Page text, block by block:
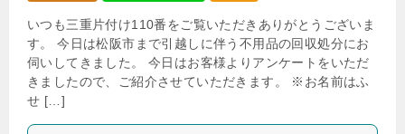
いつも三重片付け110番をご覧いただきありがとうございま
す。 今日は松阪市まで引越しに伴う不用品の回収処分にお
伺いしてきました。 今日はお客様よりアンケートをいただ
きましたので、ご紹介させていただきます。 ※お名前はふ
せ […]